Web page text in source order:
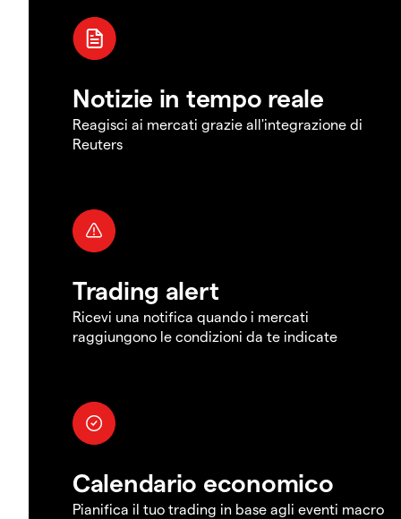
Notizie in tempo reale
Reagisci ai mercati grazie all'integrazione di
Reuters
Trading alert
Ricevi una notifica quando i mercati
raggiungono le condizioni da te indicate
Calendario economico
Pianifica il tuo trading in base agli eventi macro